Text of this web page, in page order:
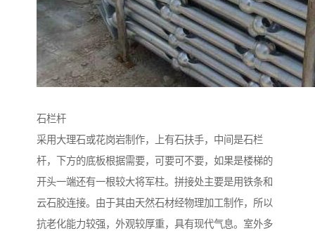
石栏杆
采用大理石或花岗岩制作，上有石扶手，中间是石栏
杆，下方的底板根据需要，可要可不要，如果是楼梯的
开头一端还有一根较大将军柱。拼接处主要是用铁条和
云石胶连接。由于其由天然石材经物理加工制作，所以
抗老化能力较强，外观较厚重，具有现代气息。室外多